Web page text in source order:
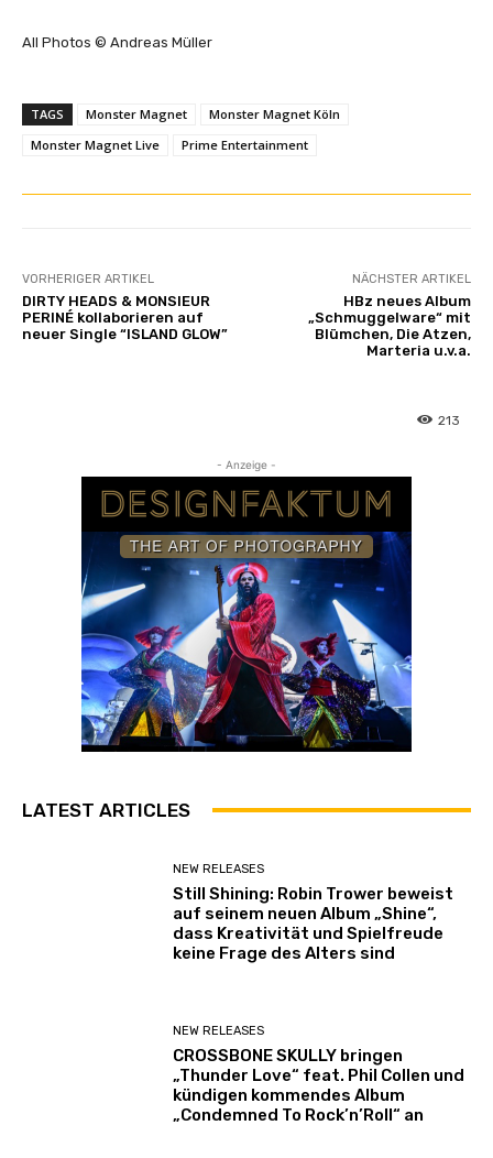
All Photos © Andreas Müller
TAGS Monster Magnet
Monster Magnet Köln
Monster Magnet Live
Prime Entertainment
VORHERIGER ARTIKEL
DIRTY HEADS & MONSIEUR
PERINÉ kollaborieren auf
neuer Single “ISLAND GLOW”
NÄCHSTER ARTIKEL
HBz neues Album
„Schmuggelware“ mit
Blümchen, Die Atzen,
Marteria u.v.a.
213
- Anzeige -
LATEST ARTICLES
NEW RELEASES
Still Shining: Robin Trower beweist
auf seinem neuen Album „Shine“,
dass Kreativität und Spielfreude
keine Frage des Alters sind
NEW RELEASES
CROSSBONE SKULLY bringen
„Thunder Love“ feat. Phil Collen und
kündigen kommendes Album
„Condemned To Rock’n’Roll“ an